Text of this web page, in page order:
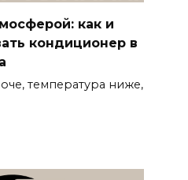
как и
кондиционер в
температура ниже,